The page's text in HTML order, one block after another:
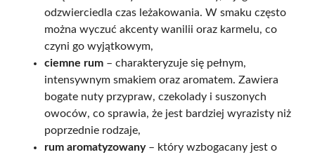
odzwierciedla czas leżakowania. W smaku często
można wyczuć akcenty wanilii oraz karmelu, co
czyni go wyjątkowym,
ciemne rum – charakteryzuje się pełnym,
intensywnym smakiem oraz aromatem. Zawiera
bogate nuty przypraw, czekolady i suszonych
owoców, co sprawia, że jest bardziej wyrazisty niż
poprzednie rodzaje,
rum aromatyzowany– który wzbogacany jest o